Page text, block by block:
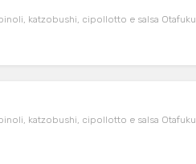
katzobushi, cipollotto e salsa Otafuku
katzobushi, cipollotto e salsa Otafuku